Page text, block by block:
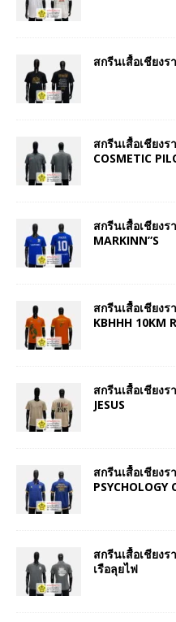
สกรีนเสื้อเชียงร
สกรีนเสื้อเชียง
COSMETIC
สกรีนเสื้อเชียง
MARKINN”S
สกรีนเสื้อเชียง
KBHHH 10KM
สกรีนเสื้อเชียงร
JESUS
สกรีนเสื้อเชียงร
PSYCHOLOGY
สกรีนเสื้อเชียง
เรือลุยไฟ